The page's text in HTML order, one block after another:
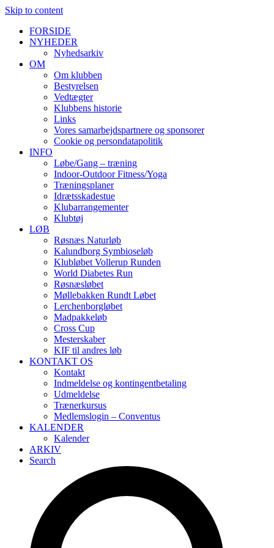
Skip to content
FORSIDE
NYHEDER
Nyhedsarkiv
OM
Om klubben
Bestyrelsen
Vedtægter
Klubbens historie
Links
Vores samarbejdspartnere og sponsorer
Cookie og persondatapolitik
INFO
Løbe/Gang – træning
Indoor-Outdoor Fitness/Yoga
Træningsplaner
Idrætsskadestue
Klubarrangementer
Klubtøj
LØB
Røsnæs Naturløb
Kalundborg Symbioseløb
Klubløbet Vollerup Runden
World Diabetes Run
Røsnæsløbet
Møllebakken Rundt Løbet
Lerchenborgløbet
Madpakkeløb
Cross Cup
Mesterskaber
KIF til andres løb
KONTAKT OS
Kontakt
Indmeldelse og kontingentbetaling
Udmeldelse
Trænerkursus
Medlemslogin – Conventus
KALENDER
Kalender
ARKIV
Search